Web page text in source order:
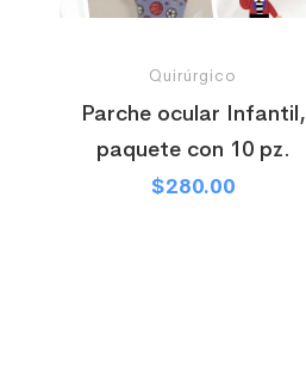
Quirúrgico
Parche ocular Infantil,
paquete con 10 pz.
$280.00